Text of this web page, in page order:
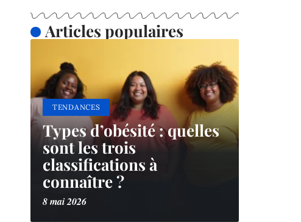
Articles populaires
TENDANCES
Types d’obésité : quelles
sont les trois
classifications à
connaître ?
8 mai 2026